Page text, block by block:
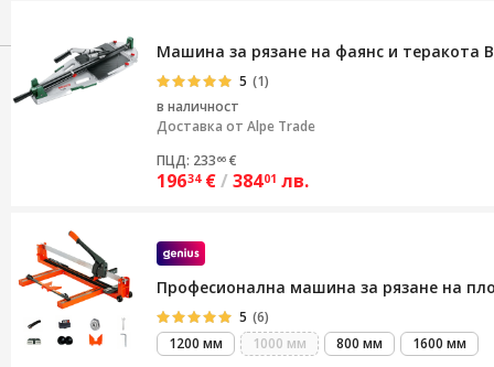
Машина за рязане на фаянс и теракота
5 (1)
в наличност
Доставка от Alpe Trade
ПЦД: 233 66 €
19634 €/ 38401 лв.
Професионална машина за рязане на
5 (6)
1200 мм
1000 мм 800 мм
1600 мм